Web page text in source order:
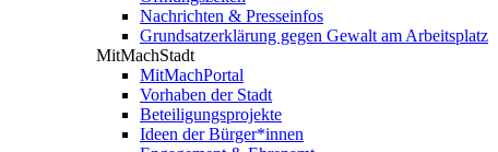
Nachrichten & Presseinfos
Grundsatzerklärung gegen Gewalt am Arbeitsplatz
MitMachStadt
MitMachPortal
Vorhaben der Stadt
Beteiligungsprojekte
Ideen der Bürger*innen